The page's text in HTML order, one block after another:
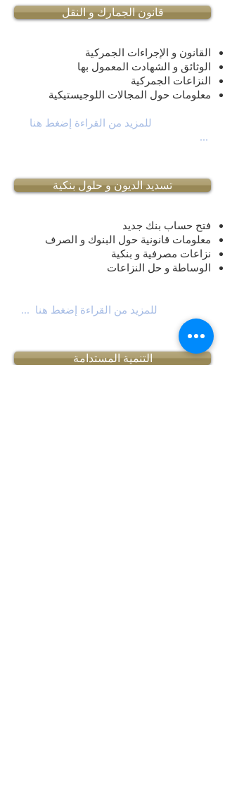
قانون الجمارك و النقل
القانون و الإجراءات الجمركية
الوثائق و الشهادت المعمول بها
النزاعات الجمركية
معلومات حول المجالات اللوجيستيكية
للمزيد من القراءة إضغط هنا
...
تسديد الديون و حلول بنكية
فتح حساب بنك جديد
معلومات قانونية حول البنوك و الصرف
نزاعات مصرفية و بنكية
الوساطة و حل النزاعات
للمزيد من القراءة إضغط هنا ...
التنمية المستدامة